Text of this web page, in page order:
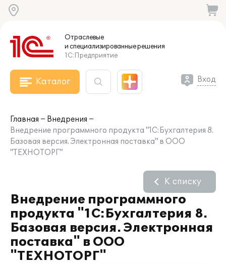
Отраслевые
и специализированныерешения
1С:Предприятие
Каталог Вход
Главная
Внедрения
Внедрение программного продукта "1С:Бухгалтерия 8.
Базовая версия. Электронная поставка" в ООО
"ТЕХНОТОРГ"
Внедрение программного
продукта "1С:Бухгалтерия 8.
Базовая версия. Электронная
поставка" в ООО
"ТЕХНОТОРГ"
К списку